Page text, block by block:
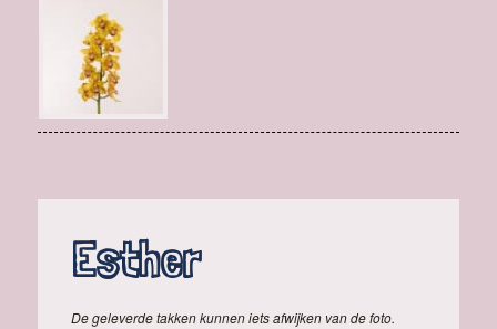
Esther
De geleverde takken kunnen iets afwijken van de foto.